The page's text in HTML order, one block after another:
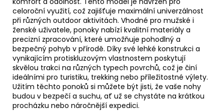
celoroční využití, což zajišťuje maximální univerzálnost
při různých outdoor aktivitách. Vhodné pro mužské i
ženské uživatele, ponoky nabízí kvalitní materiály a
precizní zpracování, které umožňuje pohodlný a
bezpečný pohyb v přírodě. Díky své lehké konstrukci a
vynikajícím protiskluzovým vlastnostem poskytují
skvělou trakci na různých typech povrchů, což je činí
ideálními pro turistiku, trekking nebo příležitostné výlety.
Užitím těchto ponoků si můžete být jisti, že vaše nohy
budou v bezpečí a suchu, ať už se chystáte na krátkou
procházku nebo náročnější expedici.